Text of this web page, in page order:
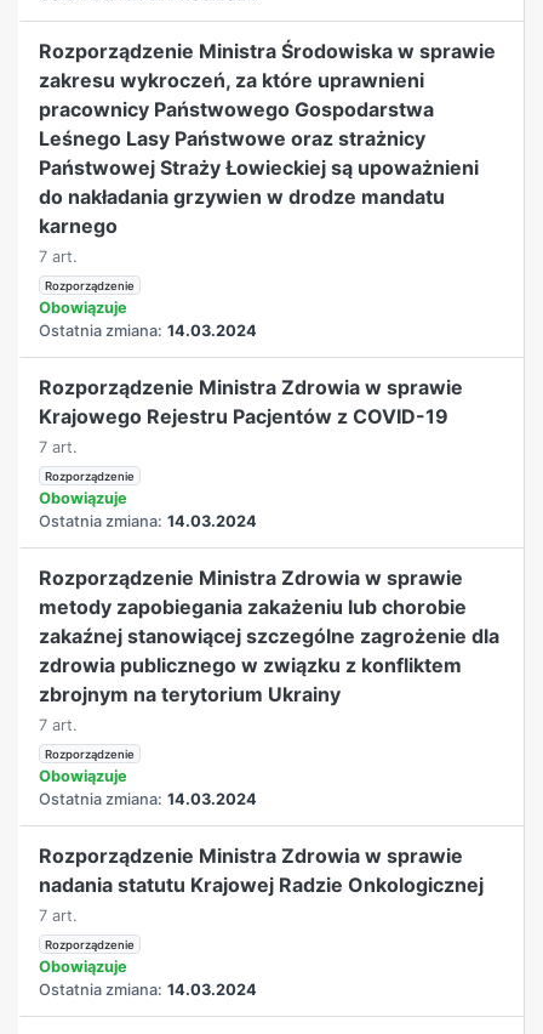
Rozporządzenie Ministra Środowiska w sprawie
zakresu wykroczeń, za które uprawnieni
pracownicy Państwowego Gospodarstwa
Leśnego Lasy Państwowe oraz strażnicy
Państwowej Straży Łowieckiej są upoważnieni
do nakładania grzywien w drodze mandatu
karnego
7 art.
Rozporządzenie
Obowiązuje
Ostatnia zmiana: 14.03.2024
Rozporządzenie Ministra Zdrowia w sprawie
Krajowego Rejestru Pacjentów z COVID-19
7 art.
Rozporządzenie
Obowiązuje
Ostatnia zmiana: 14.03.2024
Rozporządzenie Ministra Zdrowia w sprawie
metody zapobiegania zakażeniu lub chorobie
zakaźnej stanowiącej szczególne zagrożenie dla
zdrowia publicznego w związku z konfliktem
zbrojnym na terytorium Ukrainy
7 art.
Rozporządzenie
Obowiązuje
Ostatnia zmiana: 14.03.2024
Rozporządzenie Ministra Zdrowia w sprawie
nadania statutu Krajowej Radzie Onkologicznej
7 art.
Rozporządzenie
Obowiązuje
Ostatnia zmiana: 14.03.2024